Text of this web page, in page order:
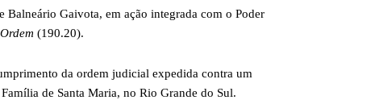
Gaivota, em ação integrada com o Poder
(190.20).
da ordem judicial expedida contra um
de Santa Maria, no Rio Grande do Sul.